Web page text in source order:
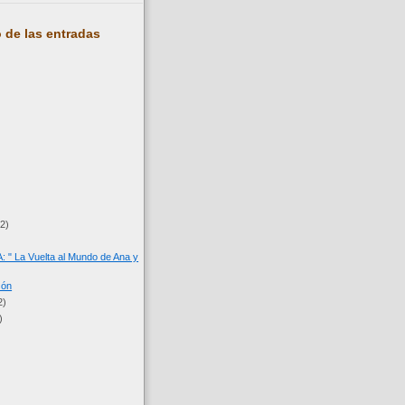
de las entradas
" La Vuelta al Mundo de Ana y